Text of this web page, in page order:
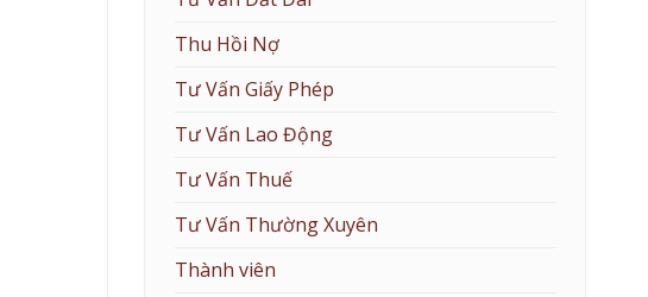
Thu Hồi Nợ
Tư Vấn Giấy Phép
Tư Vấn Lao Động
Tư Vấn Thuế
Tư Vấn Thường Xuyên
Thành viên